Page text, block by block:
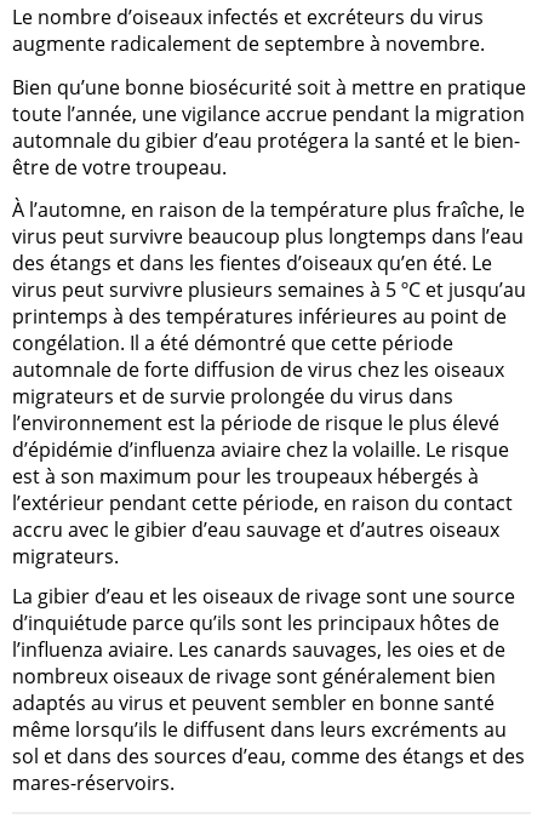
Le nombre d’oiseaux infectés et excréteurs du virus
augmente radicalement de septembre à novembre.
Bien qu’une bonne biosécurité soit à mettre en pratique
toute l’année, une vigilance accrue pendant la migration
automnale du gibier d’eau protégera la santé et le bien-
être de votre troupeau.
À l’automne, en raison de la température plus fraîche, le
virus peut survivre beaucoup plus longtemps dans l’eau
des étangs et dans les fientes d’oiseaux qu’en été. Le
virus peut survivre plusieurs semaines à 5 ºC et jusqu’au
printemps à des températures inférieures au point de
congélation. Il a été démontré que cette période
automnale de forte diffusion de virus chez les oiseaux
migrateurs et de survie prolongée du virus dans
l’environnement est la période de risque le plus élevé
d’épidémie d’influenza aviaire chez la volaille. Le risque
est à son maximum pour les troupeaux hébergés à
l’extérieur pendant cette période, en raison du contact
accru avec le gibier d’eau sauvage et d’autres oiseaux
migrateurs.
La gibier d’eau et les oiseaux de rivage sont une source
d’inquiétude parce qu’ils sont les principaux hôtes de
l’influenza aviaire. Les canards sauvages, les oies et de
nombreux oiseaux de rivage sont généralement bien
adaptés au virus et peuvent sembler en bonne santé
même lorsqu’ils le diffusent dans leurs excréments au
sol et dans des sources d’eau, comme des étangs et des
mares-réservoirs.